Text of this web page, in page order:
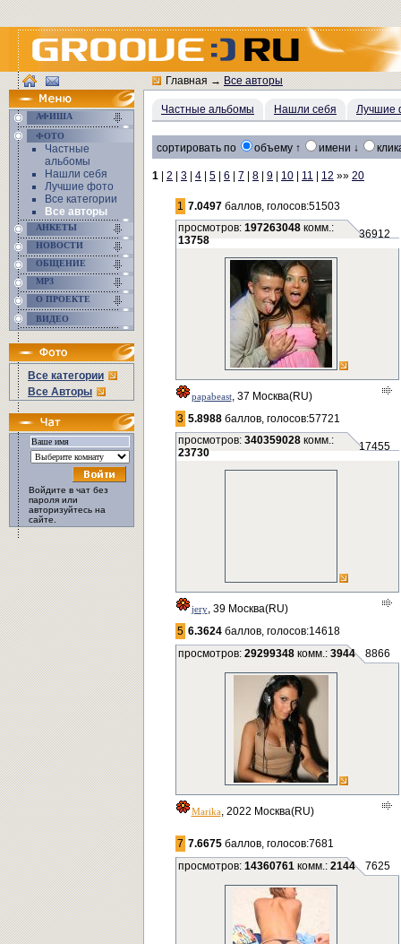
АФИША
ФОТО
Частные
альбомы
Нашли себя
Лучшие фото
Все категории
Все авторы
АНКЕТЫ
НОВОСТИ
ОБЩЕНИЕ
MP3
О ПРОЕКТЕ
ВИДЕО
Все категории
Все Авторы
Войдите в чат без
пароля или
авторизуйтесь на
сайте.
Главная→Все авторы
Частные альбомы Нашли себя Лучшие
сортировать по объему ↑ имени ↓
1 2 3 4 5 6 7 8 9 10 11 12 »» 20
1 7.0497баллов, голосов:51503
просмотров: 197263048комм.:
13758
36912
papabeast, 37 Москва(RU)
3 5.8988баллов, голосов:57721
просмотров: 340359028комм.:
23730
17455
jery, 39 Москва(RU)
5 6.3624баллов, голосов:14618
просмотров: 29299348комм.: 3944 8866
Marikа, 2022 Москва(RU)
7 7.6675баллов, голосов:7681
просмотров: 14360761комм.: 2144 7625